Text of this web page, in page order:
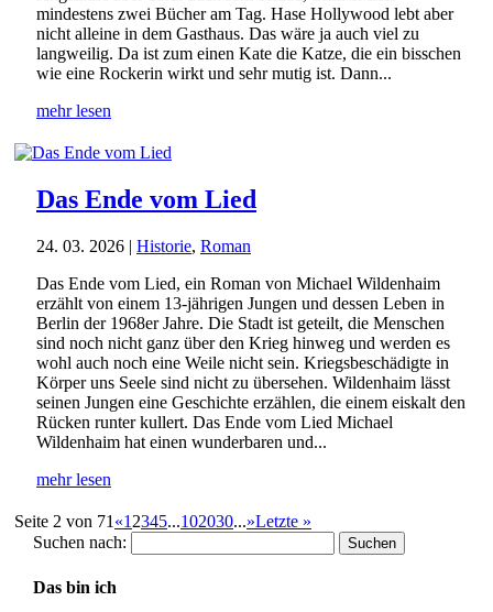
mindestens zwei Bücher am Tag. Hase Hollywood lebt aber
nicht alleine in dem Gasthaus. Das wäre ja auch viel zu
langweilig. Da ist zum einen Kate die Katze, die ein bisschen
wie eine Rockerin wirkt und sehr mutig ist. Dann...
mehr lesen
Das Ende vom Lied
24. 03. 2026 | Historie, Roman
Das Ende vom Lied, ein Roman von Michael Wildenhaim
erzählt von einem 13-jährigen Jungen und dessen Leben in
Berlin der 1968er Jahre. Die Stadt ist geteilt, die Menschen
sind noch nicht ganz über den Krieg hinweg und werden es
wohl auch noch eine Weile nicht sein. Kriegsbeschädigte in
Körper uns Seele sind nicht zu übersehen. Wildenhaim lässt
seinen Jungen eine Geschichte erzählen, die einem eiskalt den
Rücken runter kullert. Das Ende vom Lied Michael
Wildenhaim hat einen wunderbaren und...
mehr lesen
Seite 2 von 71 «1 2345...102030...»Letzte »
Suchen nach:
Das bin ich